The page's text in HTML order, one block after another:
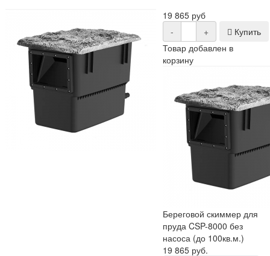
19 865 руб
-
+
Купить
Товар добавлен в
корзину
Береговой скиммер для
пруда CSP-8000 без
насоса (до 100кв.м.)
19 865 руб.